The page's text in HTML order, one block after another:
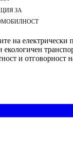
на електрически
екологичен
и отговорност